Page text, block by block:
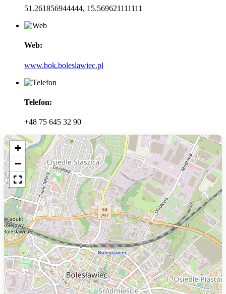
51.261856944444, 15.569621111111
Web:
www.bok.boleslawiec.pl
Telefon:
+48 75 645 32 90
+
−